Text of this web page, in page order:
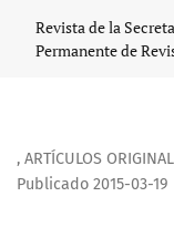
La crisis del
Revista de la
Permanente de
, ARTÍCULOS
Publicado 2015-03-19